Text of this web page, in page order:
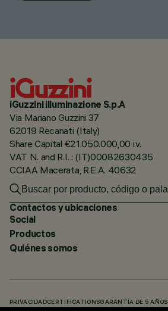
iGuzzini illuminazione S.p.A
Via Mariano Guzzini 37
62019 Recanati (Italy)
Share Capital €21.050.000,00 i.v.
VAT N. and R.I. : (IT)00082630435
CCIAA Macerata, R.E.A. 40632
Contactos y ubicaciones
Social
Productos
Quiénes somos
PRIVACIDADCERTIFICATIONSGARANTÍA DE 5 AÑOS